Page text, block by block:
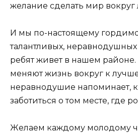
желание сделать мир вокруг
И мы по-настоящему
талантливых,
ребят живет в нашем
меняют жизнь вокруг к
неравнодушие напоминает,
заботиться о том месте, где
Желаем каждому молодому